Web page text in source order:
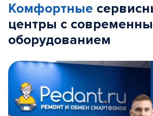
Комфортные
центры с
оборудованием